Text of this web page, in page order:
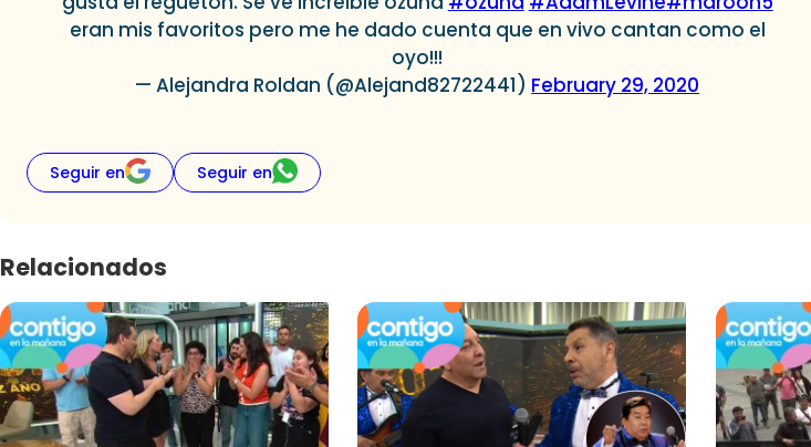
eran mis favoritos pero me he dado cuenta que en vivo cantan como el
oyo!!!
— Alejandra Roldan (@Alejand82722441) February 29, 2020
Seguir en Seguir en
Relacionados